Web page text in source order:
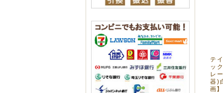
テ
ッ
レ
器)
画】